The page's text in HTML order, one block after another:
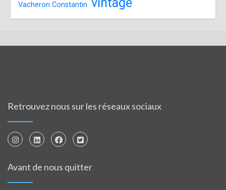
Vacheron Constantin
Retrouvez nous sur les réseaux sociaux
Avant de nous quitter